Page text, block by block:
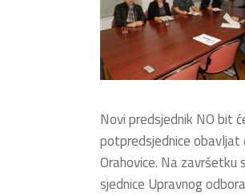
Novi predsjednik NO bit
potpredsjednice
Orahovice. Na završetku
sjednice Upravnog